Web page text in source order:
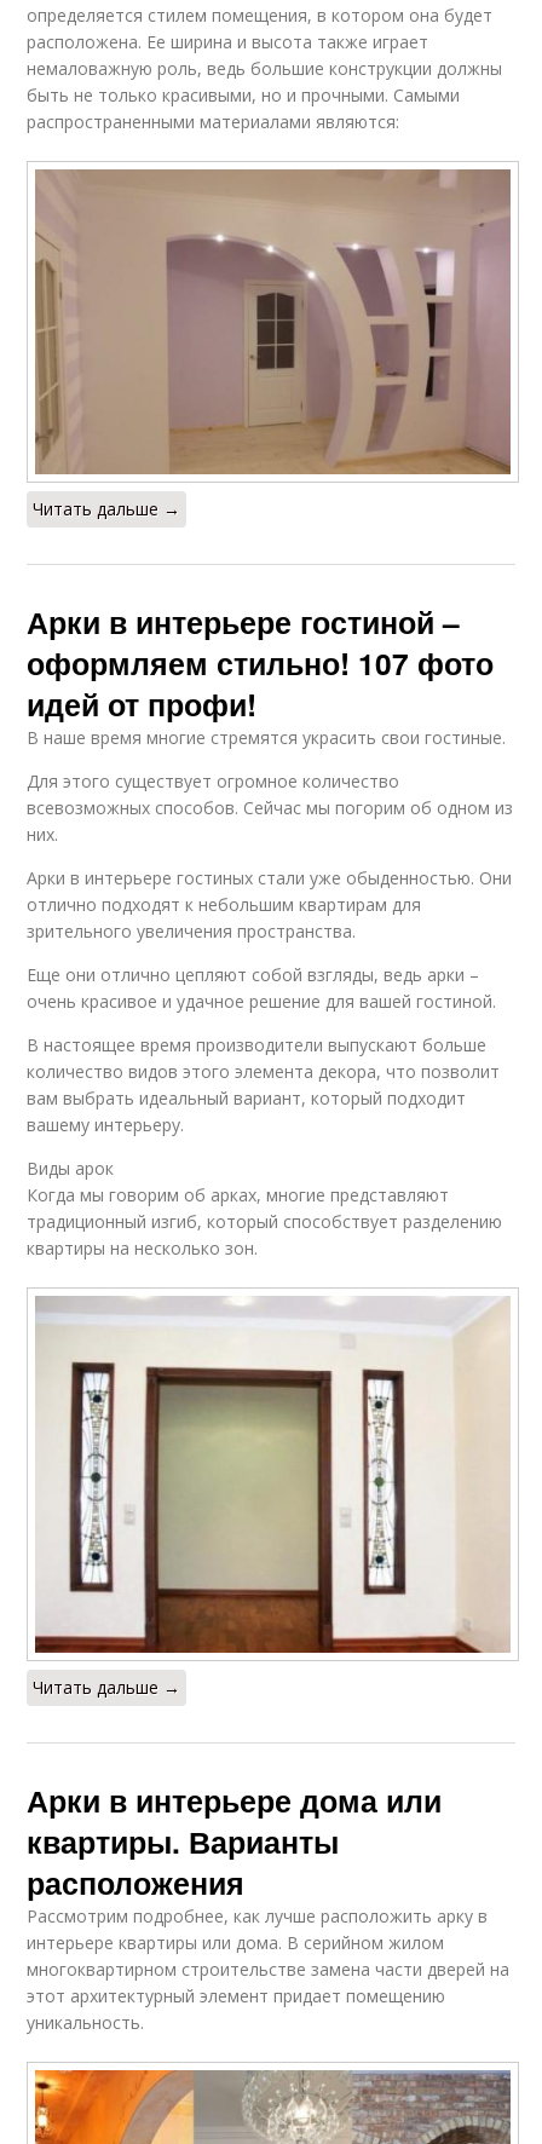
определяется стилем помещения, в котором она будет
расположена. Ее ширина и высота также играет
немаловажную роль, ведь большие конструкции должны
быть не только красивыми, но и прочными. Самыми
распространенными материалами являются:
Читать дальше →
Арки в интерьере гостиной –
оформляем стильно! 107 фото
идей от профи!
В наше время многие стремятся украсить свои гостиные.
Для этого существует огромное количество
всевозможных способов. Сейчас мы погорим об одном из
них.
Арки в интерьере гостиных стали уже обыденностью. Они
отлично подходят к небольшим квартирам для
зрительного увеличения пространства.
Еще они отлично цепляют собой взгляды, ведь арки –
очень красивое и удачное решение для вашей гостиной.
В настоящее время производители выпускают больше
количество видов этого элемента декора, что позволит
вам выбрать идеальный вариант, который подходит
вашему интерьеру.
Виды арок
Когда мы говорим об арках, многие представляют
традиционный изгиб, который способствует разделению
квартиры на несколько зон.
Читать дальше →
Арки в интерьере дома или
квартиры. Варианты
расположения
Рассмотрим подробнее, как лучше расположить арку в
интерьере квартиры или дома. В серийном жилом
многоквартирном строительстве замена части дверей на
этот архитектурный элемент придает помещению
уникальность.